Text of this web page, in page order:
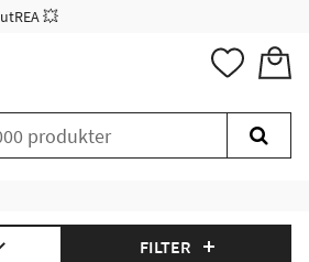
💥
FILTER